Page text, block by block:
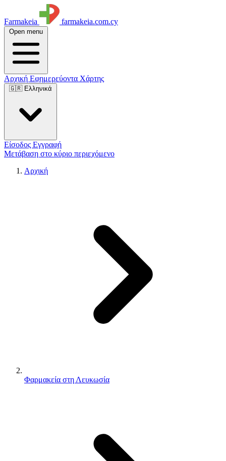
Farmakeia farmakeia.com.cy
Open menu
Αρχική Εφημερεύοντα Χάρτης
🇬🇷 Ελληνικά
Είσοδος Εγγραφή
Μετάβαση στο κύριο περιεχόμενο
Αρχική
Φαρμακεία στη Λευκωσία